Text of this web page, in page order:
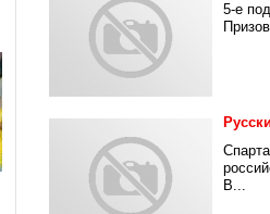
5-е
В...